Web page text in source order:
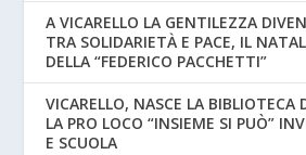
A VICARELLO LA GENTILEZZA
TRA SOLIDARIETÀ E PACE, IL
DELLA “FEDERICO PACCHETTI”
VICARELLO, NASCE LA BIBLIOTECA
LA PRO LOCO “INSIEME SI PUÒ”
E SCUOLA